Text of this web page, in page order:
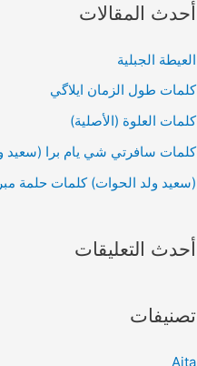
أحدث المقالات
العيطة الجبلية
كلمات طول الزمان ايلاگي
كلمات العلوة (الأصلية)
كلمات سافرتي شي يام برا (سعيد
(سعيد ولد الحوات) كلمات حلمة
أحدث التعليقات
تصنيفات
Aita